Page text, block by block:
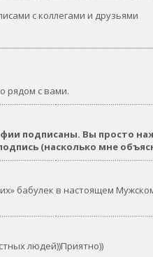
с коллегами и друзьями
рядом с вами.
подписаны. Вы просто
(насколько мне
бабулек в настоящем
людей))Приятно))